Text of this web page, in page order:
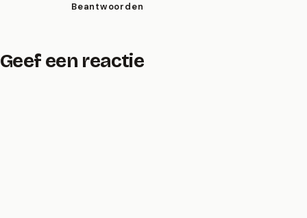
Beantwoorden
Geef een reactie